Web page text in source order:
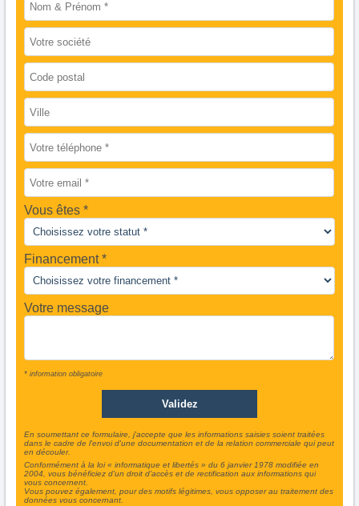
Vous êtes
Financement *
Votre message
* information obligatoire
En soumettant ce formulaire, j'accepte que les informations saisies soient traitées
dans le cadre de l'envoi d'une documentation et de la relation commerciale qui peut
en découler.
Conformément à la loi « informatique et libertés » du 6 janvier 1978 modifiée en
2004, vous bénéficiez d'un droit d'accès et de rectification aux informations qui
vous concernent.
Vous pouvez également, pour des motifs légitimes, vous opposer au traitement des
données vous concernant.